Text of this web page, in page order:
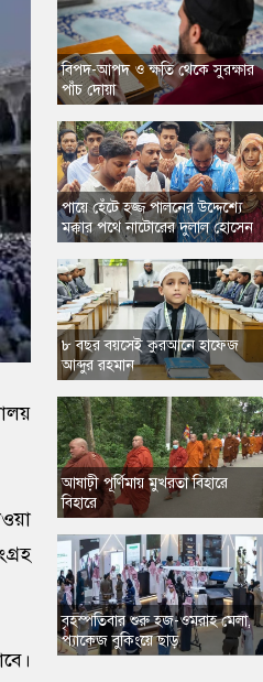
​বিপদ-আপদ ও ক্ষতি থেকে সুরক্ষার
পাঁচ দোয়া
পায়ে হেঁটে হজ্জ পালনের উদ্দেশ্যে
মক্কার পথে নাটোরের দুলাল হোসেন
৮ বছর বয়সেই কুরআনে হাফেজ
আব্দুর রহমান
আষাঢ়ী পূর্ণিমায় মুখরতা বিহারে
বিহারে
বৃহস্পতিবার শুরু হজ-ওমরাহ মেলা,
প্যাকেজ বুকিংয়ে ছাড়